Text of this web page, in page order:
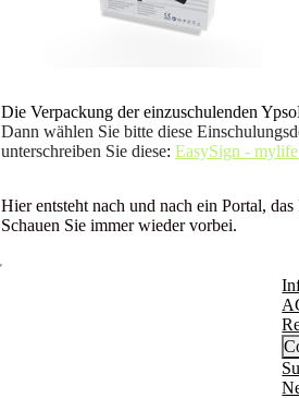
Die Verpackung der einzuschulenden
Dann wählen Sie bitte diese
unterschreiben Sie diese: EasySign -
Hier entsteht nach und nach ein Portal,
Schauen Sie immer wieder vorbei.